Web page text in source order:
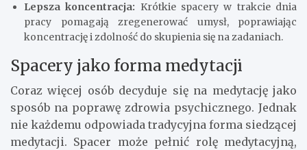
Lepsza koncentracja: Krótkie spacery w trakcie dnia
pracy pomagają zregenerować umysł, poprawiając
koncentrację i zdolność do skupienia się na zadaniach.
Spacery jako forma medytacji
Coraz więcej osób decyduje się na medytację jako
sposób na poprawę zdrowia psychicznego. Jednak
nie każdemu odpowiada tradycyjna forma siedzącej
medytacji. Spacer może pełnić rolę medytacyjną,